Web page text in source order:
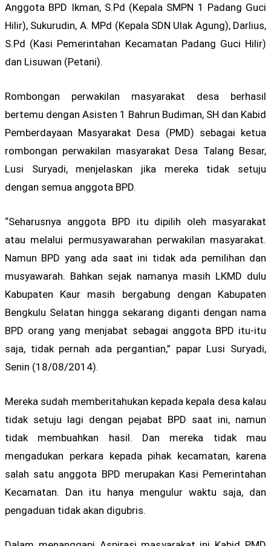
Anggota BPD Ikman, S.Pd (Kepala SMPN 1 Padang Guci
Hilir), Sukurudin, A. MPd (Kepala SDN Ulak Agung), Darlius,
S.Pd (Kasi Pemerintahan Kecamatan Padang Guci Hilir)
dan Lisuwan (Petani).
Rombongan perwakilan masyarakat desa berhasil
bertemu dengan Asisten 1 Bahrun Budiman, SH dan Kabid
Pemberdayaan Masyarakat Desa (PMD) sebagai ketua
rombongan perwakilan masyarakat Desa Talang Besar,
Lusi Suryadi, menjelaskan jika mereka tidak setuju
dengan semua anggota BPD.
“Seharusnya anggota BPD itu dipilih oleh masyarakat
atau melalui permusyawarahan perwakilan masyarakat.
Namun BPD yang ada saat ini tidak ada pemilihan dan
musyawarah. Bahkan sejak namanya masih LKMD dulu
Kabupaten Kaur masih bergabung dengan Kabupaten
Bengkulu Selatan hingga sekarang diganti dengan nama
BPD orang yang menjabat sebagai anggota BPD itu-itu
saja, tidak pernah ada pergantian,” papar Lusi Suryadi,
Senin (18/08/2014).
Mereka sudah memberitahukan kepada kepala desa kalau
tidak setuju lagi dengan pejabat BPD saat ini, namun
tidak membuahkan hasil. Dan mereka tidak mau
mengadukan perkara kepada pihak kecamatan, karena
salah satu anggota BPD merupakan Kasi Pemerintahan
Kecamatan. Dan itu hanya mengulur waktu saja, dan
pengaduan tidak akan digubris.